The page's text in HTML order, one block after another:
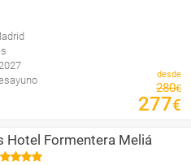
desde
280€
277€
Hotel Formentera Meliá